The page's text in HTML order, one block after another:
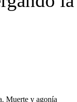
Muerte y agonía